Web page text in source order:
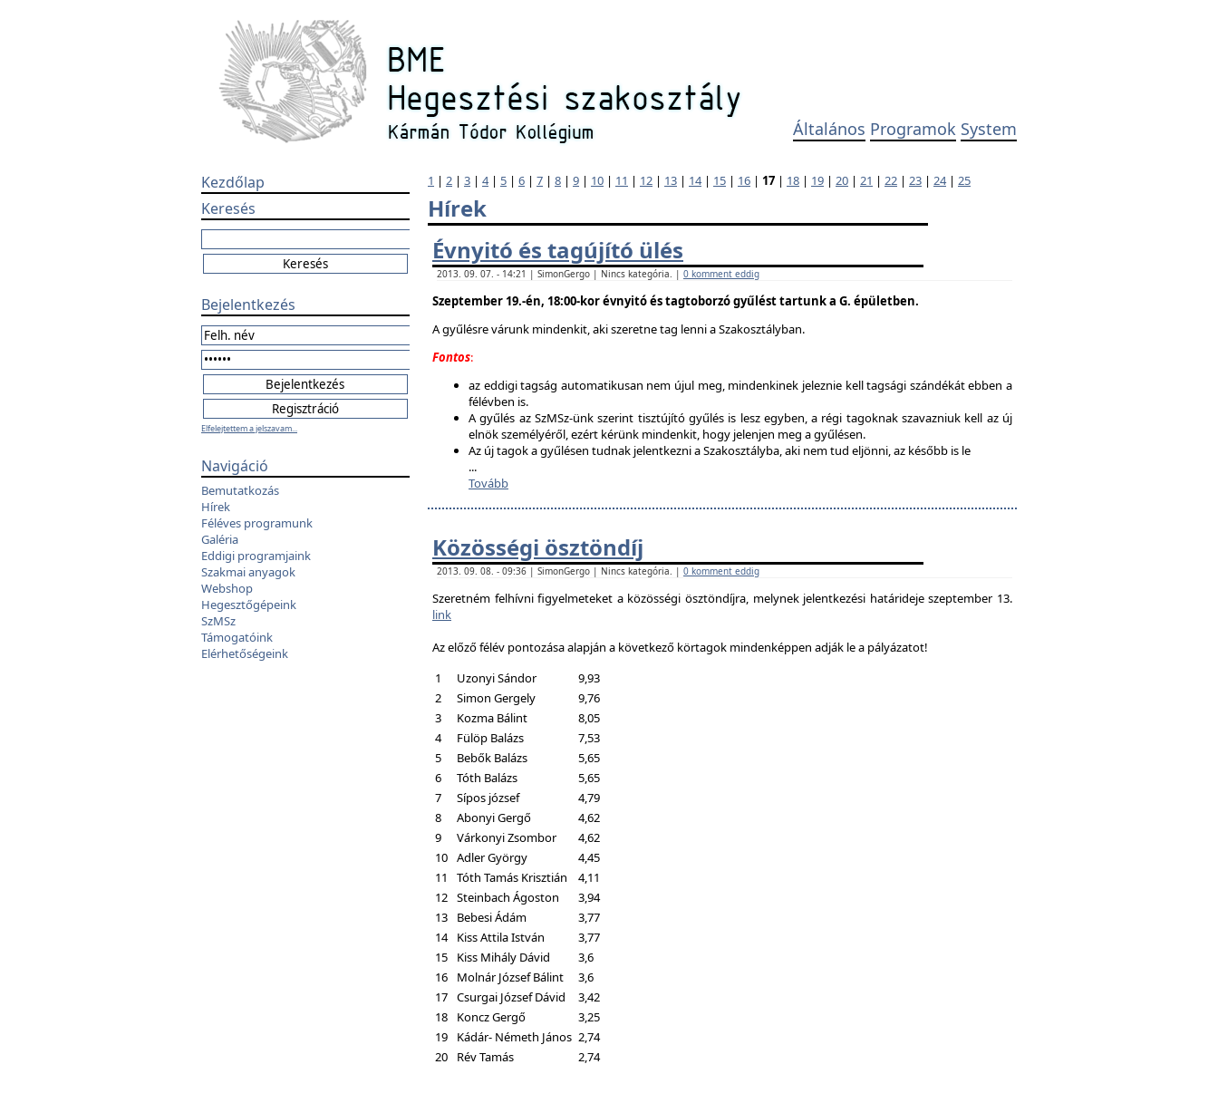
Általános Programok System
Kezdőlap
Keresés
Bejelentkezés
Elfelejtettem a jelszavam...
Navigáció
Bemutatkozás
Hírek
Féléves programunk
Galéria
Eddigi programjaink
Szakmai anyagok
Webshop
Hegesztőgépeink
SzMSz
Támogatóink
Elérhetőségeink
1 | 2 | 3 | 4| 5 | 6 | 7 | 8 | 9 | 10 | 11 | 12 | 13 | 14| 15 | 16 | 17 | 18 | 19 | 20 | 21 | 22 | 23 | 24| 25
Hírek
Évnyitó és tagújító ülés
2013. 09. 07. - 14:21 | SimonGergo | Nincs kategória. | 0 komment eddig
Szeptember 19.-én, 18:00-kor évnyitó és tagtoborzó gyűlést tartunk a G. épületben.
A gyűlésre várunk mindenkit, aki szeretne tag lenni a Szakosztályban.
Fontos:
az eddigi tagság automatikusan nem újul meg, mindenkinek jeleznie kell tagsági szándékát ebben a
félévben is.
A gyűlés az SzMSz-ünk szerint tisztújító gyűlés is lesz egyben, a régi tagoknak szavazniuk kell az új
elnök személyéről, ezért kérünk mindenkit, hogy jelenjen meg a gyűlésen.
Az új tagok a gyűlésen tudnak jelentkezni a Szakosztályba, aki nem tud eljönni, az később is le
...
Tovább
Közösségi ösztöndíj
2013. 09. 08. - 09:36 | SimonGergo | Nincs kategória. | 0 komment eddig
Szeretném felhívni figyelmeteket a közösségi ösztöndíjra, melynek jelentkezési határideje szeptember 13.
link
Az előző félév pontozása alapján a következő körtagok mindenképpen adják le a pályázatot!
1
Uzonyi Sándor
9,93
2
Simon Gergely
9,76
3
Kozma Bálint
8,05
4
Fülöp Balázs
7,53
5
Bebők Balázs
5,65
6
Tóth Balázs
5,65
7
Sípos józsef
4,79
8
Abonyi Gergő
4,62
9
Várkonyi Zsombor
4,62
10 Adler György
4,45
11
Tóth Tamás Krisztián
4,11
12 Steinbach Ágoston
3,94
13
Bebesi Ádám
3,77
14 Kiss Attila István
3,77
15
Kiss Mihály Dávid
3,6
16
Molnár József Bálint
3,6
17 Csurgai József Dávid
3,42
18
Koncz Gergő
3,25
19
Kádár- Németh János 2,74
20
Rév Tamás 2,74